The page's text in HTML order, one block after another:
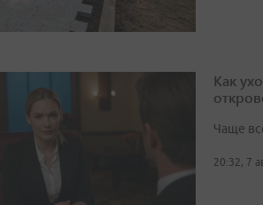
Как
Чаще
20:32, 7